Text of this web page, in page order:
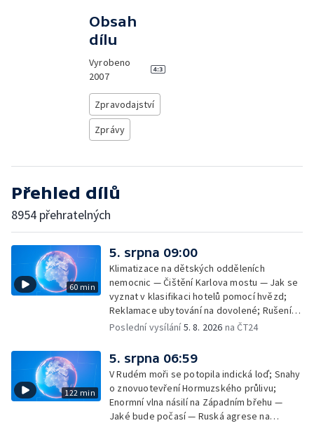
Obsah
dílu
Vyrobeno
2007
Zpravodajství
Zprávy
Přehled dílů
8954 přehratelných
60 min
5. srpna 09:00
Klimatizace na dětských odděleních
nemocnic — Čištění Karlova mostu — Jak se
vyznat v klasifikaci hotelů pomocí hvězd;
Reklamace ubytování na dovolené; Rušení
dovolené kvůli přírodním živlům; Práva
na dovolené v zahraničí; Platby a výběry na
dovolené v zahraničí — Těžba léčivé rašeliny
u Malé Morávky
Poslední vysílání5. 8. 2026 na ČT24
122 min
5. srpna 06:59
V Rudém moři se potopila indická loď; Snahy
o znovuotevření Hormuzského průlivu;
Enormní vlna násilí na Západním břehu —
Jaké bude počasí — Ruská agrese na